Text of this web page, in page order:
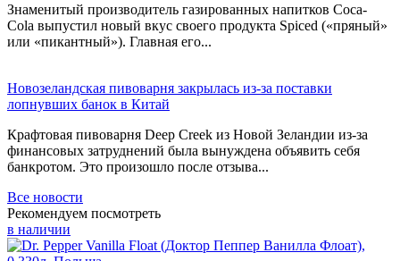
Знаменитый производитель газированных напитков Coca-
Cola выпустил новый вкус своего продукта Spiced («пряный»
или «пикантный»). Главная его...
Новозеландская пивоварня закрылась из-за поставки
лопнувших банок в Китай
Крафтовая пивоварня Deep Creek из Новой Зеландии из-за
финансовых затруднений была вынуждена объявить себя
банкротом. Это произошло после отзыва...
Все новости
Рекомендуем посмотреть
в наличии